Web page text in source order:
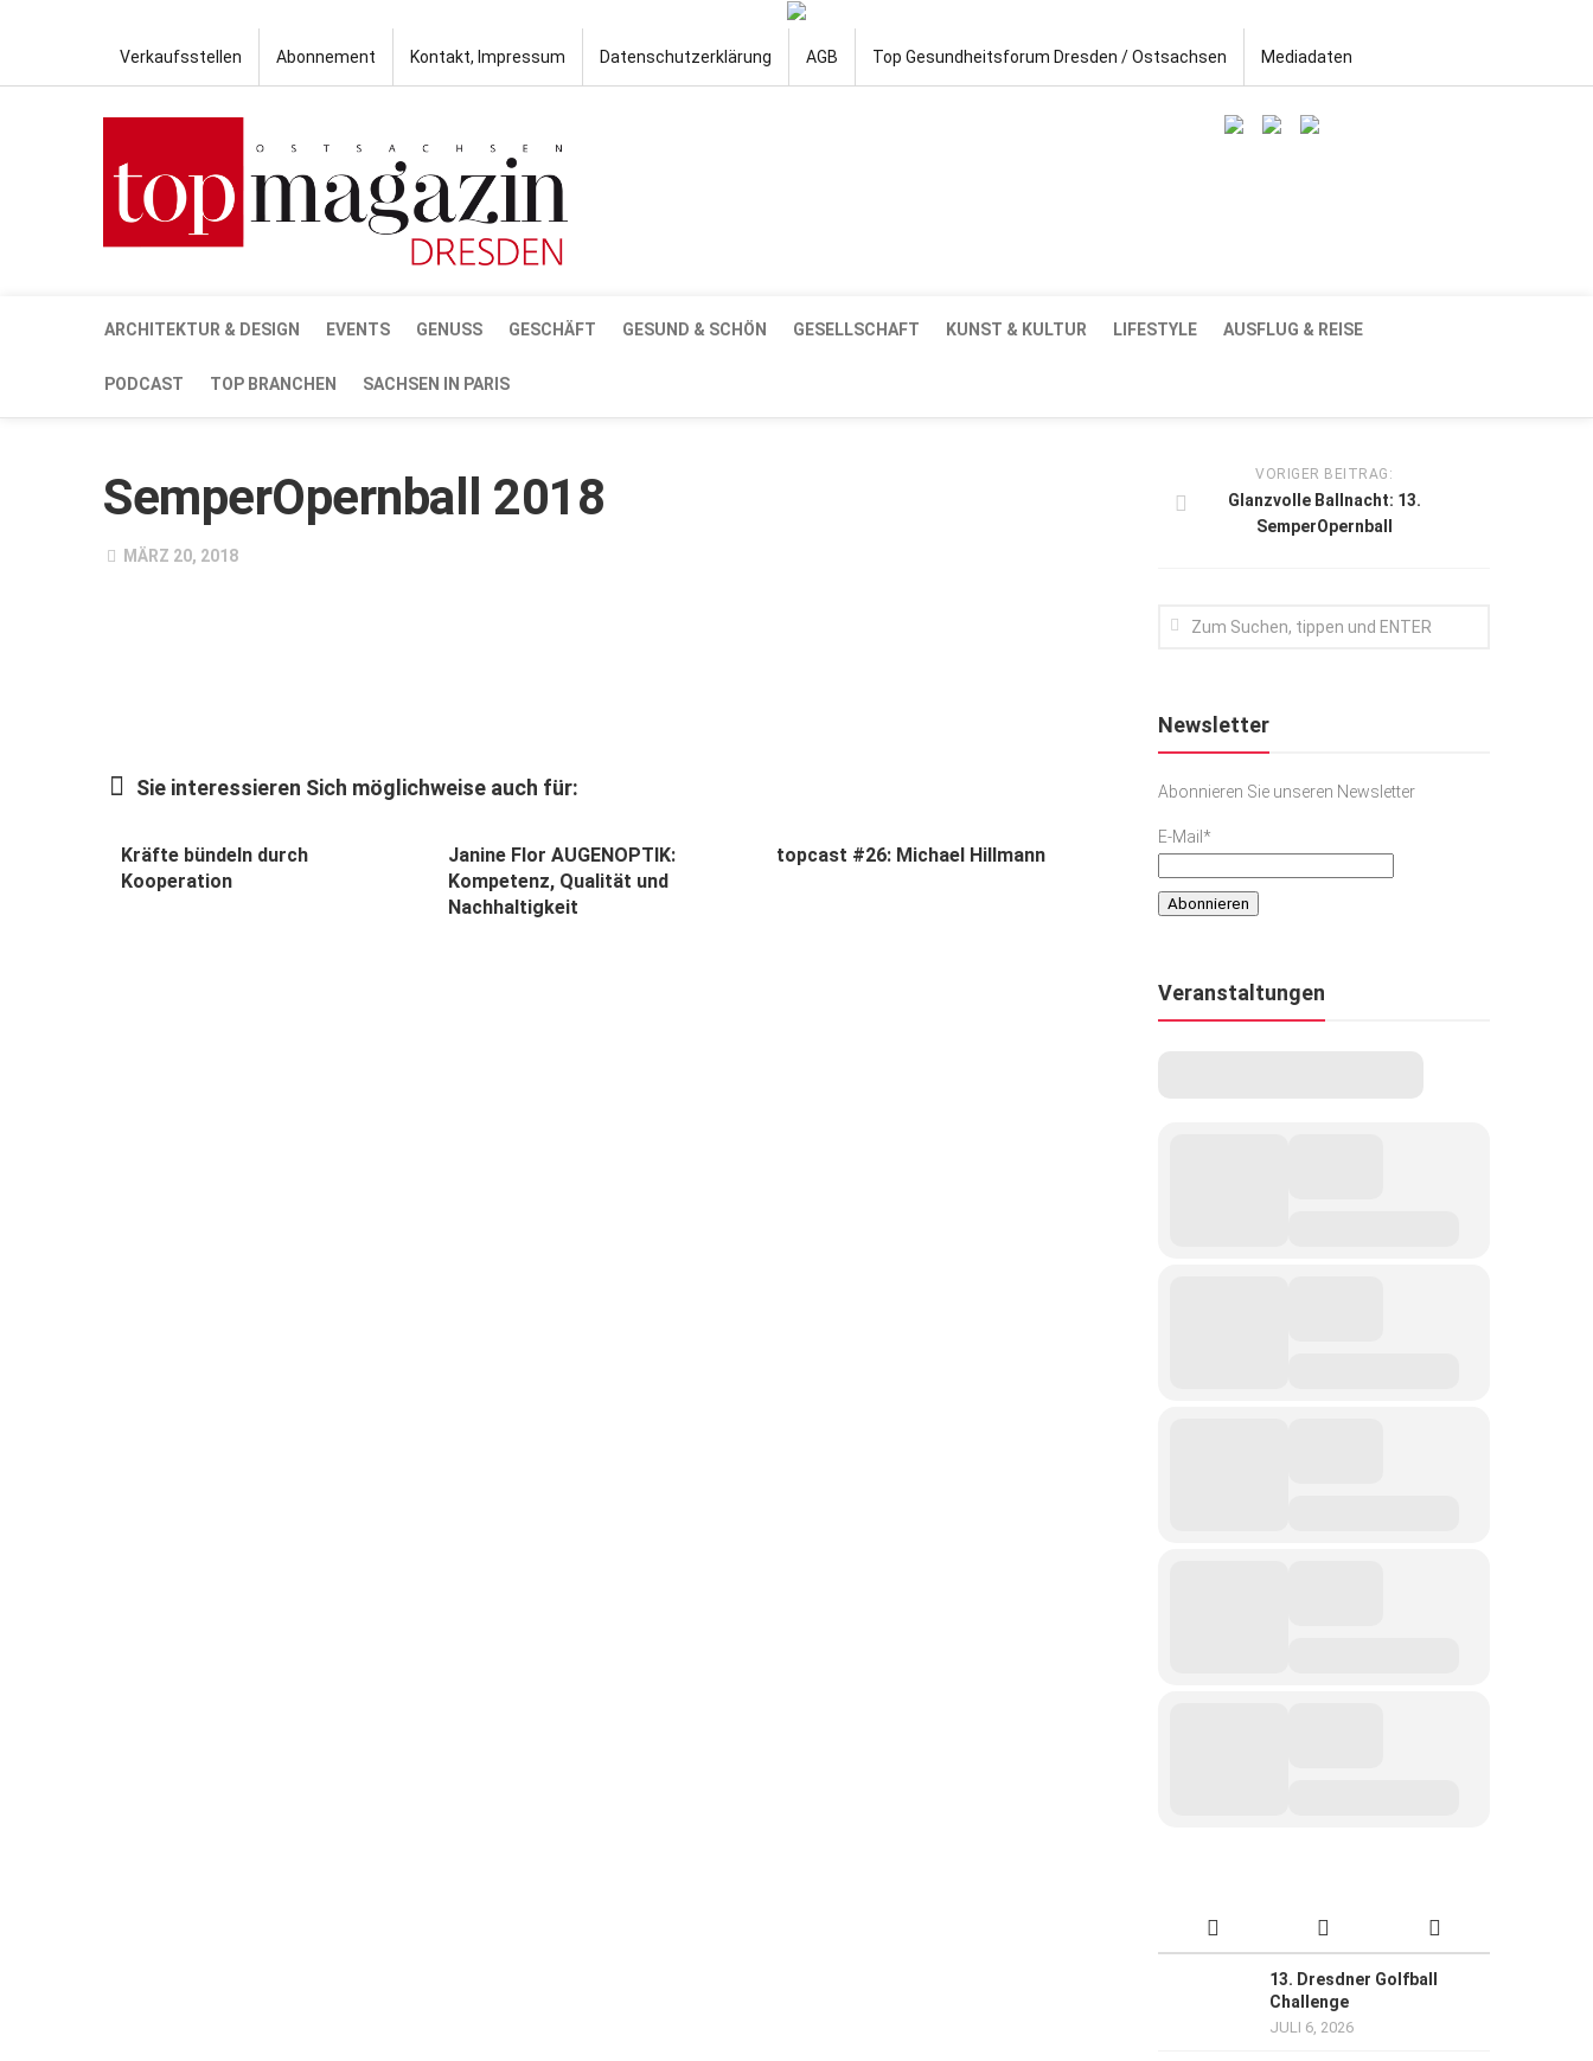
Verkaufsstellen Abonnement Kontakt, Impressum Datenschutzerklärung AGB Top Gesundheitsforum Dresden / Ostsachsen Mediadaten
ARCHITEKTUR & DESIGN EVENTS GENUSS GESCHÄFT GESUND & SCHÖN GESELLSCHAFT KUNST & KULTUR LIFESTYLE AUSFLUG & REISE
PODCAST TOP BRANCHEN SACHSEN IN PARIS
SemperOpernball 2018
MÄRZ 20, 2018
Sie interessieren Sich möglichweise auch für:
Kräfte bündeln durch
Kooperation
Janine Flor AUGENOPTIK:
Kompetenz, Qualität und
Nachhaltigkeit
topcast #26: Michael Hillmann
VORIGER BEITRAG:
Glanzvolle Ballnacht: 13.
SemperOpernball
Newsletter
Abonnieren Sie unseren Newsletter
E-Mail*
Veranstaltungen
13. Dresdner Golfball
Challenge
JULI 6, 2026